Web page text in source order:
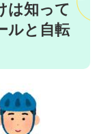
は知って
ルと自転